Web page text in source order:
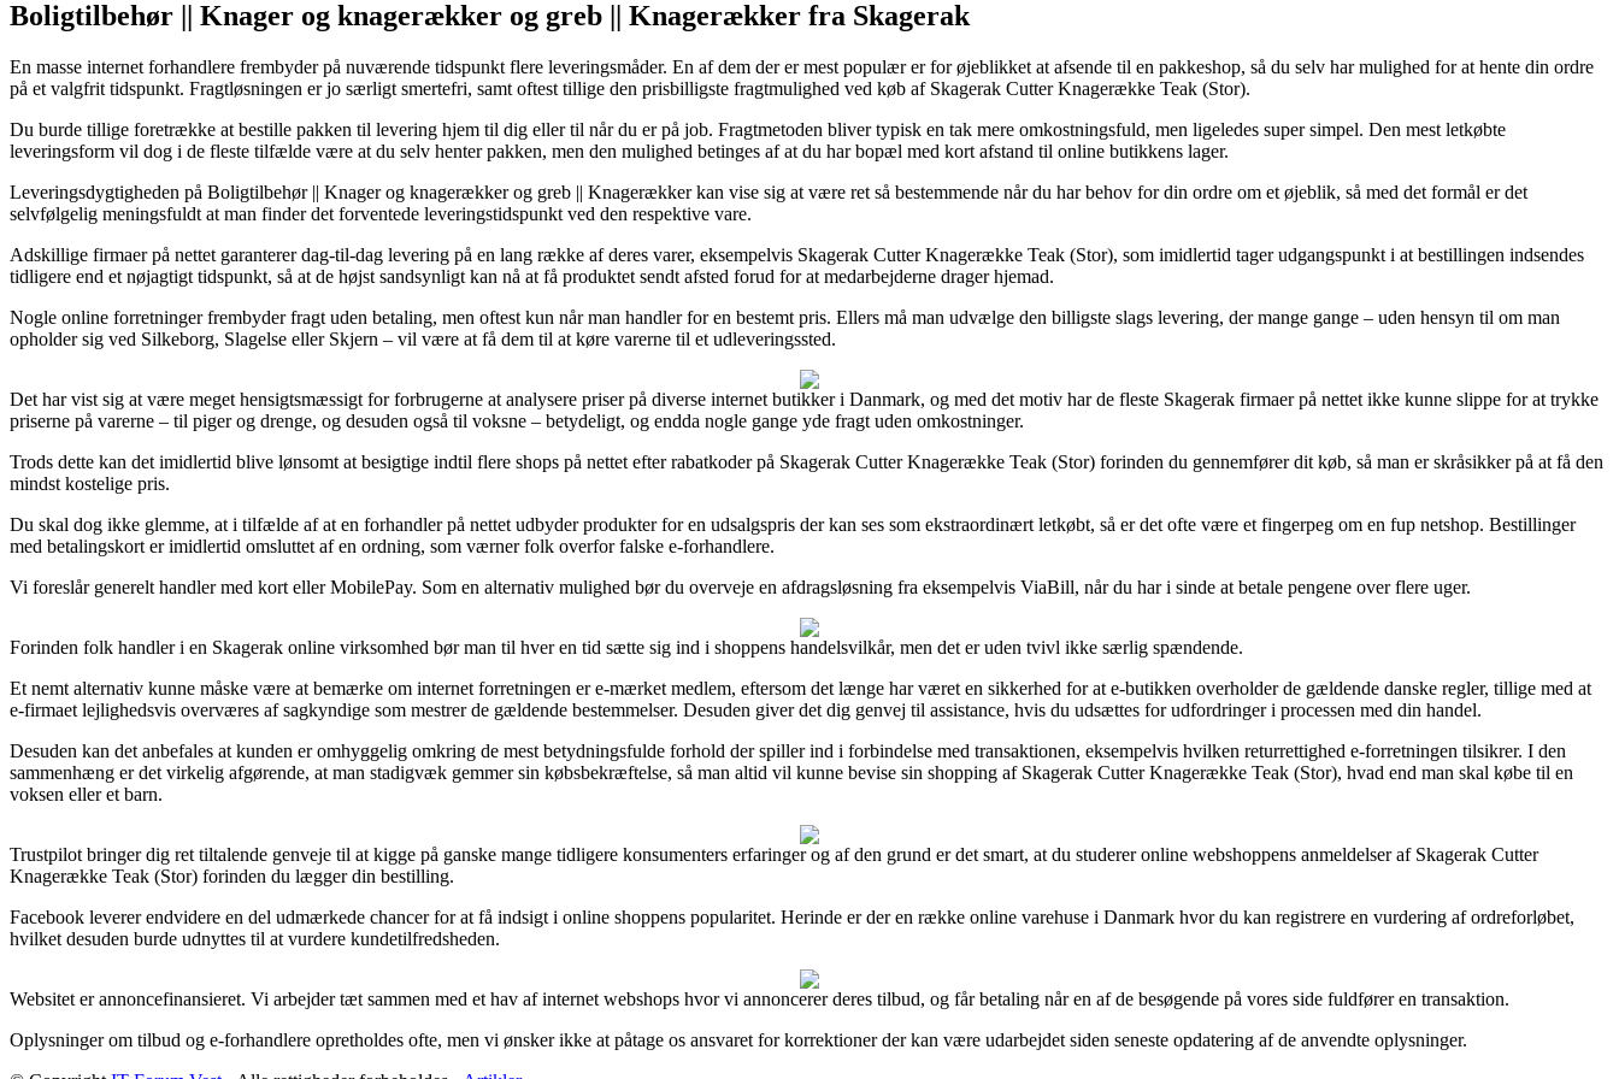
Boligtilbehør || Knager og knagerækker og greb || Knagerækker fra Skagerak
En masse internet forhandlere frembyder på nuværende tidspunkt flere leveringsmåder. En af dem der er mest populær er for øjeblikket at afsende til en pakkeshop, så du selv har mulighed for at hente din ordre
på et valgfrit tidspunkt. Fragtløsningen er jo særligt smertefri, samt oftest tillige den prisbilligste fragtmulighed ved køb af Skagerak Cutter Knagerække Teak (Stor).
Du burde tillige foretrække at bestille pakken til levering hjem til dig eller til når du er på job. Fragtmetoden bliver typisk en tak mere omkostningsfuld, men ligeledes super simpel. Den mest letkøbte
leveringsform vil dog i de fleste tilfælde være at du selv henter pakken, men den mulighed betinges af at du har bopæl med kort afstand til online butikkens lager.
Leveringsdygtigheden på Boligtilbehør || Knager og knagerækker og greb || Knagerækker kan vise sig at være ret så bestemmende når du har behov for din ordre om et øjeblik, så med det formål er det
selvfølgelig meningsfuldt at man finder det forventede leveringstidspunkt ved den respektive vare.
Adskillige firmaer på nettet garanterer dag-til-dag levering på en lang række af deres varer, eksempelvis Skagerak Cutter Knagerække Teak (Stor), som imidlertid tager udgangspunkt i at bestillingen indsendes
tidligere end et nøjagtigt tidspunkt, så at de højst sandsynligt kan nå at få produktet sendt afsted forud for at medarbejderne drager hjemad.
Nogle online forretninger frembyder fragt uden betaling, men oftest kun når man handler for en bestemt pris. Ellers må man udvælge den billigste slags levering, der mange gange – uden hensyn til om man
opholder sig ved Silkeborg, Slagelse eller Skjern – vil være at få dem til at køre varerne til et udleveringssted.
Det har vist sig at være meget hensigtsmæssigt for forbrugerne at analysere priser på diverse internet butikker i Danmark, og med det motiv har de fleste Skagerak firmaer på nettet ikke kunne slippe for at trykke
priserne på varerne – til piger og drenge, og desuden også til voksne – betydeligt, og endda nogle gange yde fragt uden omkostninger.
Trods dette kan det imidlertid blive lønsomt at besigtige indtil flere shops på nettet efter rabatkoder på Skagerak Cutter Knagerække Teak (Stor) forinden du gennemfører dit køb, så man er skråsikker på at få den
mindst kostelige pris.
Du skal dog ikke glemme, at i tilfælde af at en forhandler på nettet udbyder produkter for en udsalgspris der kan ses som ekstraordinært letkøbt, så er det ofte være et fingerpeg om en fup netshop. Bestillinger
med betalingskort er imidlertid omsluttet af en ordning, som værner folk overfor falske e-forhandlere.
Vi foreslår generelt handler med kort eller MobilePay. Som en alternativ mulighed bør du overveje en afdragsløsning fra eksempelvis ViaBill, når du har i sinde at betale pengene over flere uger.
Forinden folk handler i en Skagerak online virksomhed bør man til hver en tid sætte sig ind i shoppens handelsvilkår, men det er uden tvivl ikke særlig spændende.
Et nemt alternativ kunne måske være at bemærke om internet forretningen er e-mærket medlem, eftersom det længe har været en sikkerhed for at e-butikken overholder de gældende danske regler, tillige med at
e-firmaet lejlighedsvis overværes af sagkyndige som mestrer de gældende bestemmelser. Desuden giver det dig genvej til assistance, hvis du udsættes for udfordringer i processen med din handel.
Desuden kan det anbefales at kunden er omhyggelig omkring de mest betydningsfulde forhold der spiller ind i forbindelse med transaktionen, eksempelvis hvilken returrettighed e-forretningen tilsikrer. I den
sammenhæng er det virkelig afgørende, at man stadigvæk gemmer sin købsbekræftelse, så man altid vil kunne bevise sin shopping af Skagerak Cutter Knagerække Teak (Stor), hvad end man skal købe til en
voksen eller et barn.
Trustpilot bringer dig ret tiltalende genveje til at kigge på ganske mange tidligere konsumenters erfaringer og af den grund er det smart, at du studerer online webshoppens anmeldelser af Skagerak Cutter
Knagerække Teak (Stor) forinden du lægger din bestilling.
Facebook leverer endvidere en del udmærkede chancer for at få indsigt i online shoppens popularitet. Herinde er der en række online varehuse i Danmark hvor du kan registrere en vurdering af ordreforløbet,
hvilket desuden burde udnyttes til at vurdere kundetilfredsheden.
Websitet er annoncefinansieret. Vi arbejder tæt sammen med et hav af internet webshops hvor vi annoncerer deres tilbud, og får betaling når en af de besøgende på vores side fuldfører en transaktion.
Oplysninger om tilbud og e-forhandlere opretholdes ofte, men vi ønsker ikke at påtage os ansvaret for korrektioner der kan være udarbejdet siden seneste opdatering af de anvendte oplysninger.